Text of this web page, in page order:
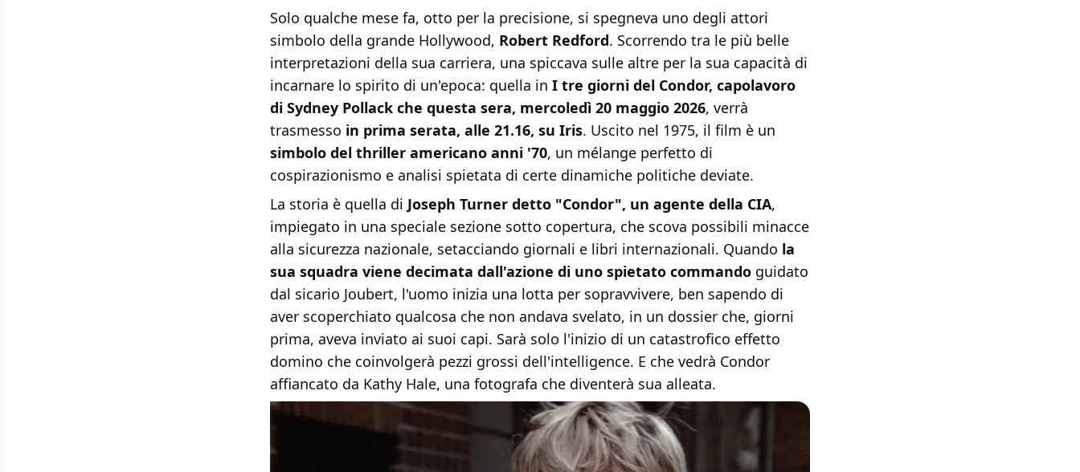
Solo qualche mese fa, otto per la precisione, si spegneva uno degli attori
simbolo della grande Hollywood, Robert Redford. Scorrendo tra le più belle
interpretazioni della sua carriera, una spiccava sulle altre per la sua capacità di
incarnare lo spirito di un'epoca: quella in I tre giorni del Condor, capolavoro
di Sydney Pollack che questa sera, mercoledì 20 maggio 2026, verrà
trasmesso in prima serata, alle 21.16, su Iris. Uscito nel 1975, il film è un
simbolo del thriller americano anni '70, un mélange perfetto di
cospirazionismo e analisi spietata di certe dinamiche politiche deviate.
La storia è quella di Joseph Turner detto "Condor", un agente della CIA,
impiegato in una speciale sezione sotto copertura, che scova possibili minacce
alla sicurezza nazionale, setacciando giornali e libri internazionali. Quando la
sua squadra viene decimata dall'azione di uno spietato commando guidato
dal sicario Joubert, l'uomo inizia una lotta per sopravvivere, ben sapendo di
aver scoperchiato qualcosa che non andava svelato, in un dossier che, giorni
prima, aveva inviato ai suoi capi. Sarà solo l'inizio di un catastrofico effetto
domino che coinvolgerà pezzi grossi dell'intelligence. E che vedrà Condor
affiancato da Kathy Hale, una fotografa che diventerà sua alleata.